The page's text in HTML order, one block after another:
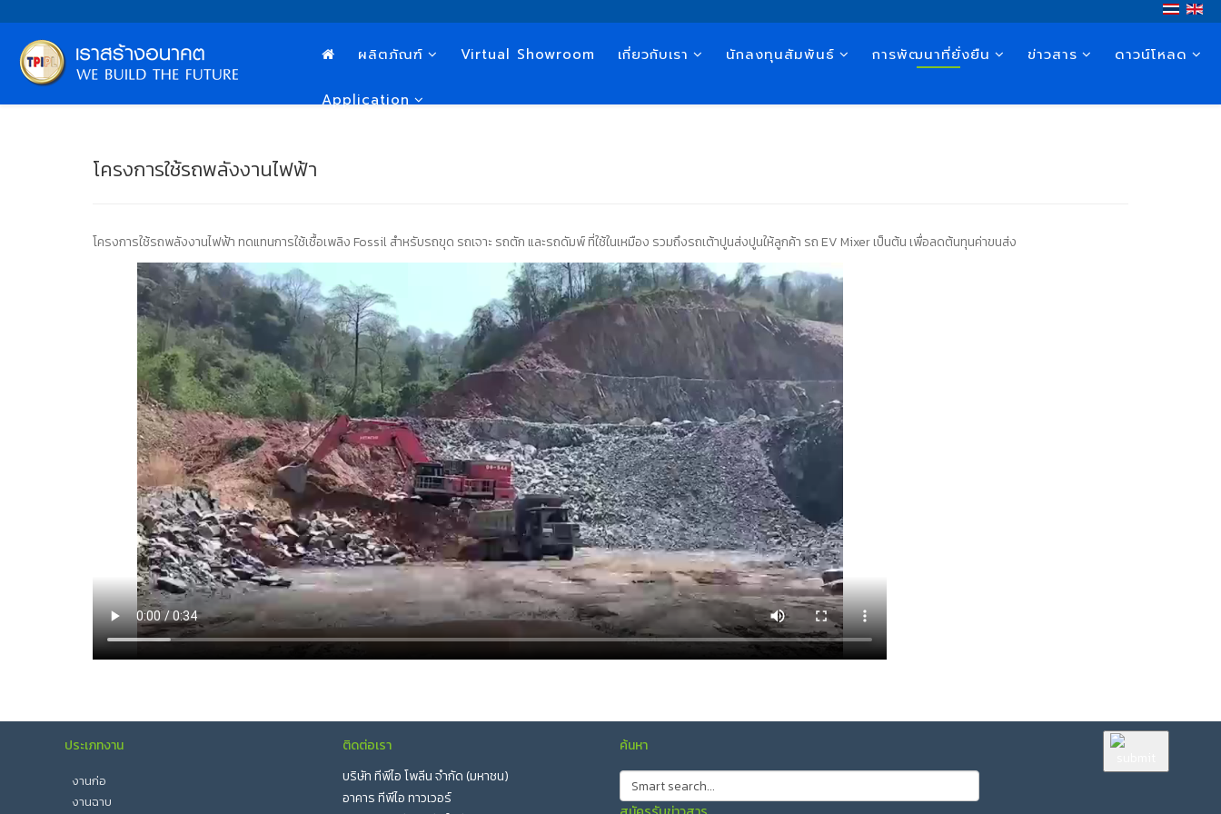
ผลิตภัณฑ์ Virtual Showroom เกี่ยวกับเรา นักลงทุนสัมพันธ์ การพัฒนาที่ยั่งยืน ข่าวสาร ดาวน์โหลด
Application
โครงการใช้รถพลังงานไฟฟ้า
โครงการใช้รถพลังงานไฟฟ้า ทดแทนการใช้เชื้อเพลิง Fossil สำหรับรถขุด รถเจาะ รถตัก และรถดัมพ์ ที่ใช้ในเหมือง รวมถึงรถเต้าปูนส่งปูนให้ลูกค้า รถ EV Mixer เป็นต้น เพื่อลดต้นทุนค่าขนส่ง
ประเภทงาน
งานก่อ
งานฉาบ
ติดต่อเรา
บริษัท ทีพีไอ โพลีน จำกัด (มหาชน)
อาคาร ทีพีไอ ทาวเวอร์
ค้นหา